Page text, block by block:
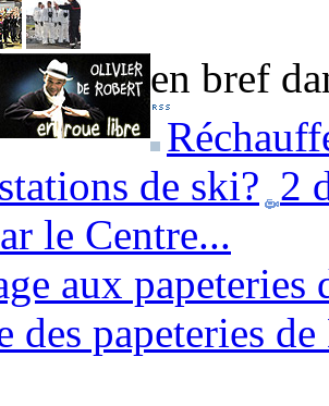
en bref
de ski? 2
le Centre...
aux papeteries
des papeteries